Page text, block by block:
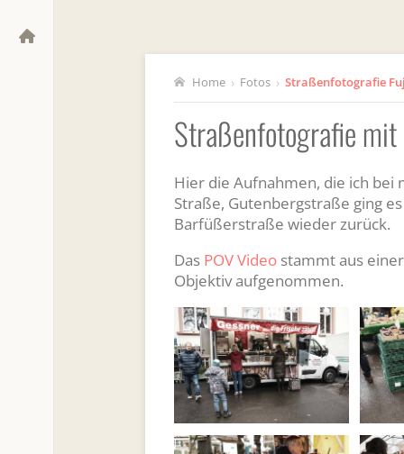
Home › Fotos › Straßenfotografie
Straßenfotografie
Hier die Aufnahmen, die ich
Straße, Gutenbergstraße ging
Barfüßerstraße wieder zurück.
Das POV Video stammt aus
Objektiv aufgenommen.